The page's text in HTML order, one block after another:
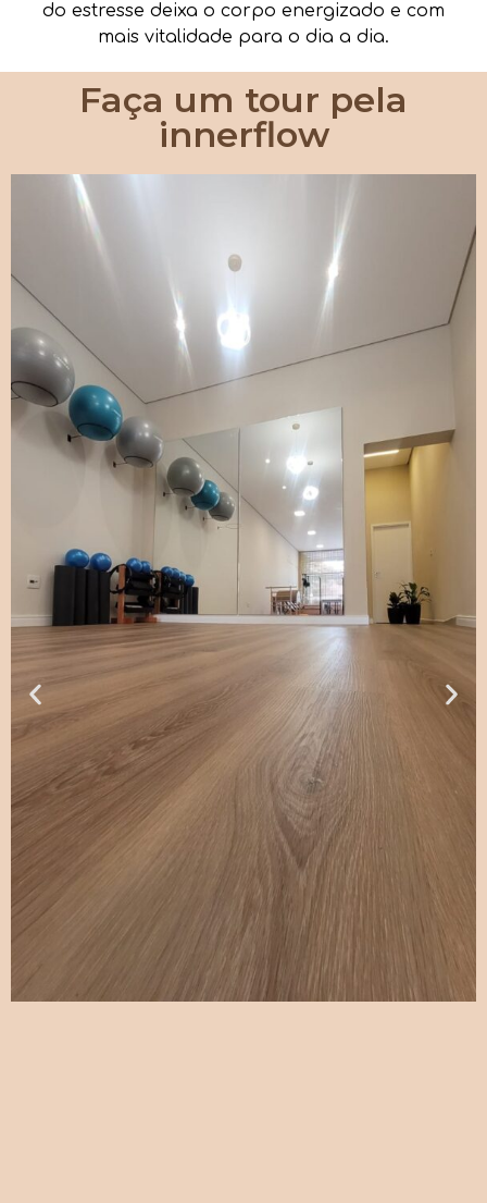
do estresse deixa o corpo energizado e com
mais vitalidade para o dia a dia.
Faça um tour pela
innerflow